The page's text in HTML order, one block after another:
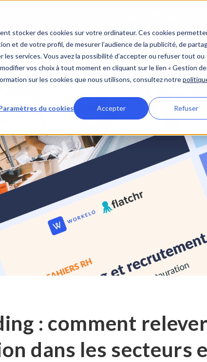
stocker des cookies sur votre ordinateur. Ces cookies
et de votre profil, de mesurer l’audience de la publicité, de
services. Vous avez la possibilité d’accepter ou refuser tout ou
vos choix à tout moment en cliquant sur le lien « Gestion
sur les cookies que nous utilisons, consultez notre
du cookies Accepter Refuser
: comment
dans les secteurs